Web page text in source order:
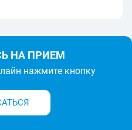
НА ПРИЕМ
нажмите кнопку